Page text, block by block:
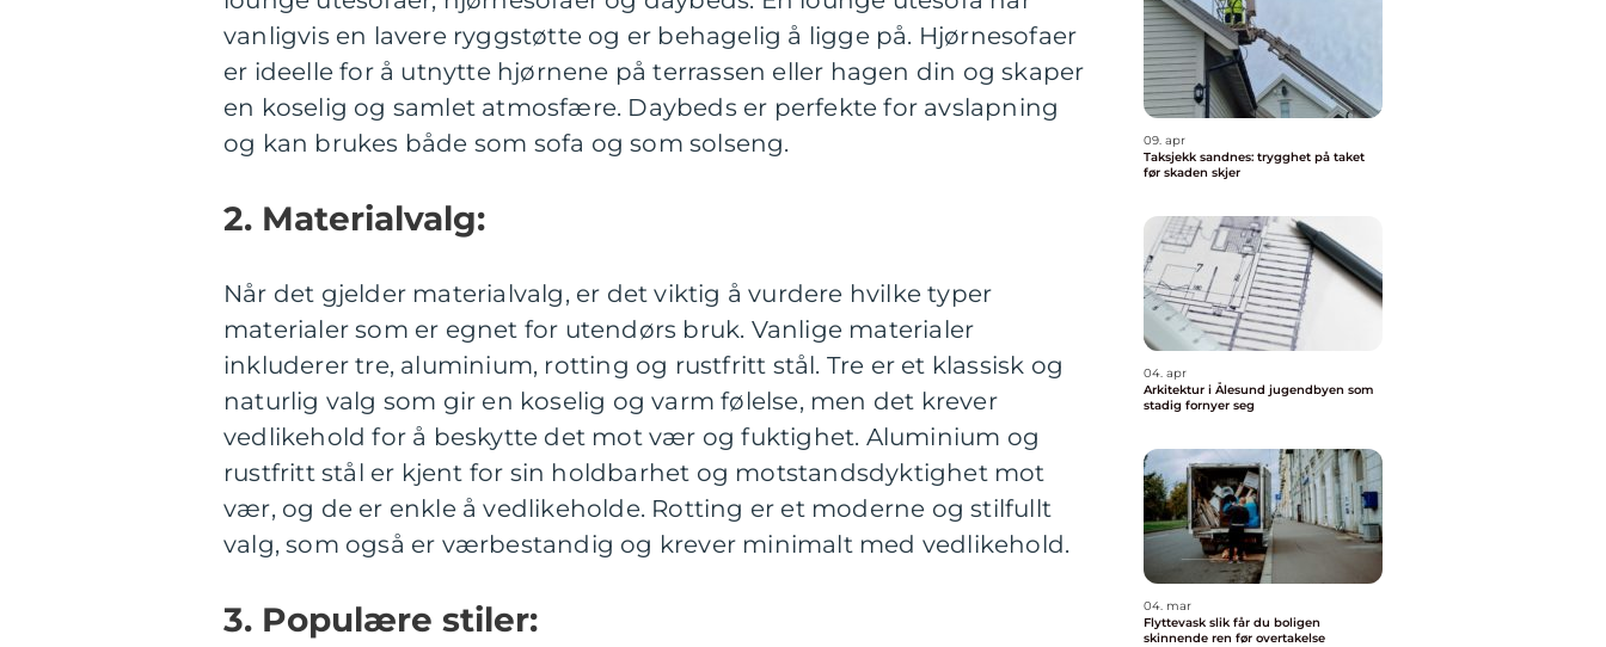
vanligvis en lavere ryggstøtte og er behagelig å ligge på. Hjørnesofaer
er ideelle for å utnytte hjørnene på terrassen eller hagen din og skaper
en koselig og samlet atmosfære. Daybeds er perfekte for avslapning
og kan brukes både som sofa og som solseng.
2. Materialvalg:
Når det gjelder materialvalg, er det viktig å vurdere hvilke typer
materialer som er egnet for utendørs bruk. Vanlige materialer
inkluderer tre, aluminium, rotting og rustfritt stål. Tre er et klassisk og
naturlig valg som gir en koselig og varm følelse, men det krever
vedlikehold for å beskytte det mot vær og fuktighet. Aluminium og
rustfritt stål er kjent for sin holdbarhet og motstandsdyktighet mot
vær, og de er enkle å vedlikeholde. Rotting er et moderne og stilfullt
valg, som også er værbestandig og krever minimalt med vedlikehold.
3. Populære stiler:
09. apr
Taksjekk sandnes: trygghet på taket
før skaden skjer
04. apr
Arkitektur i Ålesund jugendbyen som
stadig fornyer seg
04. mar
Flyttevask slik får du boligen
skinnende ren før overtakelse